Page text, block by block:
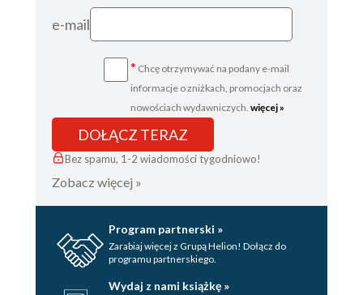
e-mail
* Chcę otrzymywać na podany e-mail
informacje o zniżkach, promocjach oraz
nowościach wydawniczych. więcej »
DOŁĄCZ TERAZ
Bez spamu, 1-2 wiadomości tygodniowo!
Zobacz więcej »
Program partnerski »
Zarabiaj więcej z Grupą Helion! Dołącz do
programu partnerskiego.
Wydaj z nami książkę »